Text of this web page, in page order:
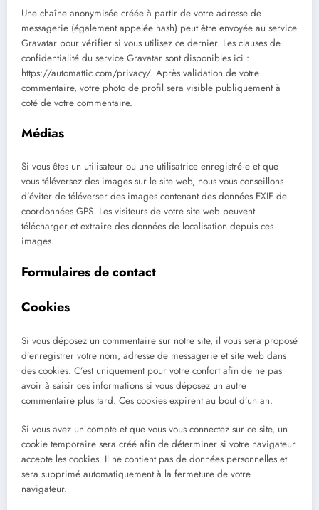
Une chaîne anonymisée créée à partir de votre adresse de
messagerie (également appelée hash) peut être envoyée au service
Gravatar pour vérifier si vous utilisez ce dernier. Les clauses de
confidentialité du service Gravatar sont disponibles ici :
https://automattic.com/privacy/. Après validation de votre
commentaire, votre photo de profil sera visible publiquement à
coté de votre commentaire.
Médias
Si vous êtes un utilisateur ou une utilisatrice enregistré·e et que
vous téléversez des images sur le site web, nous vous conseillons
d’éviter de téléverser des images contenant des données EXIF de
coordonnées GPS. Les visiteurs de votre site web peuvent
télécharger et extraire des données de localisation depuis ces
images.
Formulaires de contact
Cookies
Si vous déposez un commentaire sur notre site, il vous sera proposé
d’enregistrer votre nom, adresse de messagerie et site web dans
des cookies. C’est uniquement pour votre confort afin de ne pas
avoir à saisir ces informations si vous déposez un autre
commentaire plus tard. Ces cookies expirent au bout d’un an.
Si vous avez un compte et que vous vous connectez sur ce site, un
cookie temporaire sera créé afin de déterminer si votre navigateur
accepte les cookies. Il ne contient pas de données personnelles et
sera supprimé automatiquement à la fermeture de votre
navigateur.